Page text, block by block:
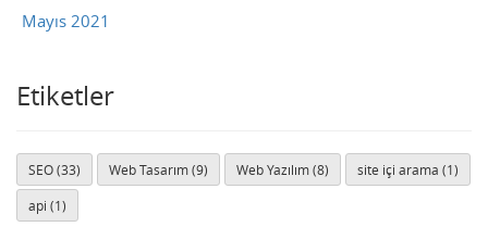
Mayıs 2021
Etiketler
SEO (33) Web Tasarım (9) Web Yazılım (8) site içi arama (1)
api (1)